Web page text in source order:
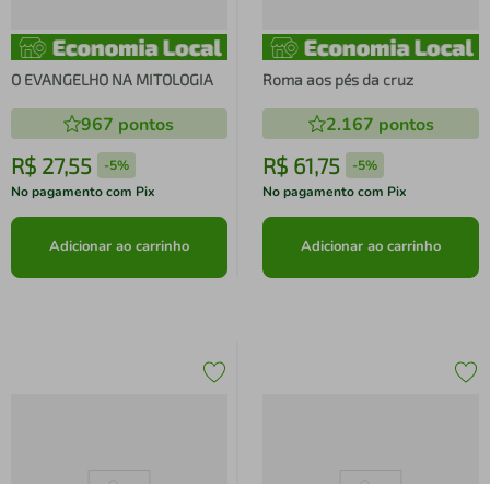
O EVANGELHO NA MITOLOGIA
967 pontos
R$ 27,55 -5%
No pagamento com Pix
Adicionar ao carrinho
Roma aos pés da cruz
2.167 pontos
R$ 61,75 -5%
No pagamento com Pix
Adicionar ao carrinho